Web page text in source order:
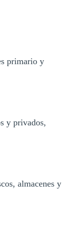
primario y
y privados,
almacenes y